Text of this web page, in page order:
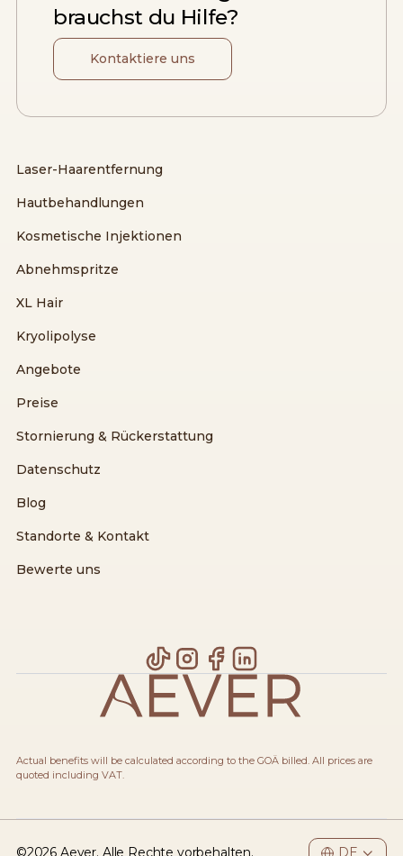
brauchst du Hilfe?
Kontaktiere uns
Laser-Haarentfernung
Hautbehandlungen
Kosmetische Injektionen
Abnehmspritze
XL Hair
Kryolipolyse
Angebote
Preise
Stornierung & Rückerstattung
Datenschutz
Blog
Standorte & Kontakt
Bewerte uns
Actual benefits will be calculated according to the GOÄ billed. All prices are
quoted including VAT.
©2026 Aever. Alle Rechte vorbehalten.